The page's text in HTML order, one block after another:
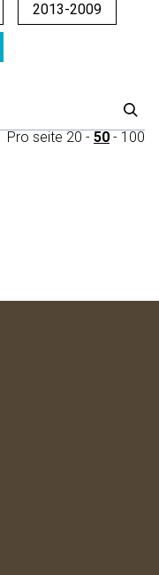
2013-2009
Pro seite 20 - 50 - 100